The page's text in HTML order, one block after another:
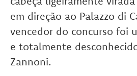
em direção ao Palazzo di
vencedor do concurso foi
e totalmente
Zannoni.